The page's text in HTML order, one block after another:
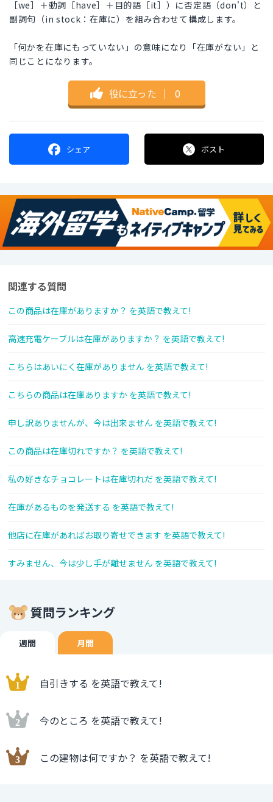
［we］＋動詞［have］＋目的語［it］）に否定語（don't）と
副詞句（in stock：在庫に）を組み合わせて構成します。
「何かを在庫にもっていない」の意味になり「在庫がない」と
同じことになります。
役に立った ｜ 0
シェア ポスト
関連する質問
この商品は在庫がありますか？ を英語で教えて!
高速充電ケーブルは在庫がありますか？ を英語で教えて!
こちらはあいにく在庫がありません を英語で教えて!
こちらの商品は在庫ありますか を英語で教えて!
申し訳ありませんが、今は出来ません を英語で教えて!
この商品は在庫切れですか？ を英語で教えて!
私の好きなチョコレートは在庫切れだ を英語で教えて!
在庫があるものを発送する を英語で教えて!
他店に在庫があればお取り寄せできます を英語で教えて!
すみません、今は少し手が離せません を英語で教えて!
質問ランキング
週間 月間
自引きする を英語で教えて!
今のところ を英語で教えて!
この建物は何ですか？ を英語で教えて!